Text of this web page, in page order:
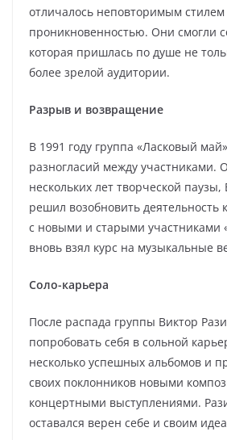
отличалось неповторимым стилем
проникновенностью. Они смогли
которая пришлась по душе не
более зрелой аудитории.
Разрыв и возвращение
В 1991 году группа «Ласковый
разногласий между участниками.
нескольких лет творческой паузы,
решил возобновить деятельность
с новыми и старыми участниками
вновь взял курс на музыкальные
Соло-карьера
После распада группы Виктор
попробовать себя в сольной
несколько успешных альбомов и
своих поклонников новыми
концертными выступлениями.
оставался верен себе и своим